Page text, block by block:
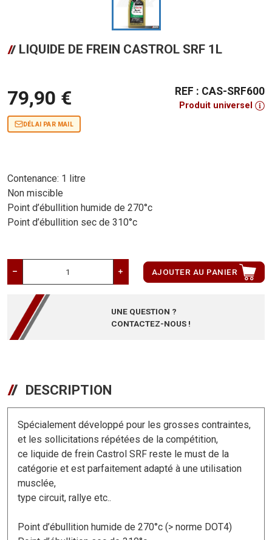
LIQUIDE DE FREIN CASTROL SRF 1L
79,90 €
DÉLAI PAR MAIL
REF : CAS-SRF600
Produit universel
Contenance: 1 litre
Non miscible
Point d’ébullition humide de 270°c
Point d’ébullition sec de 310°c
AJOUTER AU PANIER
UNE QUESTION ?
CONTACTEZ-NOUS !
DESCRIPTION
Spécialement développé pour les grosses contraintes,
et les sollicitations répétées de la compétition,
ce liquide de frein Castrol SRF reste le must de la
catégorie et est parfaitement adapté à une utilisation
musclée,
type circuit, rallye etc..
Point d’ébullition humide de 270°c (> norme DOT4)